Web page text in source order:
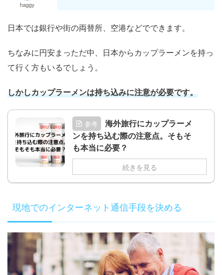
haggy
日本では銀行や街の両替所、空港などでできます。
ちなみに円安まっただ中、日本からカップラーメンを持っ
て行く方もいるでしょう。
しかしカップラーメンは持ち込みに注意が必要です。
参考
海外旅行にカップラーメ
ンを持ち込む際の注意点。そもそ
も本当に必要？
続きを見る
現地でのインターネット通信手段を決める